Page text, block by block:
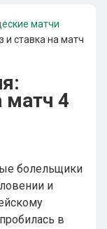
матчи
и ставка на матч
матч 4
болельщики
и
в